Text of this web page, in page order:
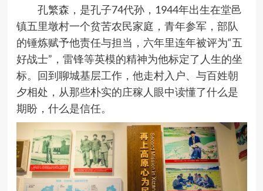
孔繁森，是孔子74代孙， 1944年出生在堂邑
镇五里墩村一个贫苦农民家庭，青年参军，部队
的锤炼赋予他责任与担当，六年里连年被评为“五
好战士” ，雷锋等英模的精神为他标定了人生的坐
标。回到聊城基层工作，他走村入户、与百姓朝
夕相处，从那些朴实的庄稼人眼中读懂了什么是
期盼，什么是信任。